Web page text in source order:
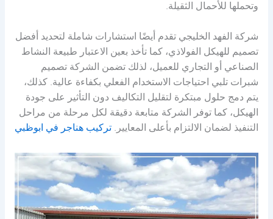
وتحملها للأحمال الثقيلة.
شركة الفهد الخليجي تقدم أيضًا استشارات شاملة لتحديد أفضل
تصميم للهيكل الفولاذي، كما تأخذ بعين الاعتبار طبيعة النشاط
الصناعي أو التجاري للعميل، لذلك تضمن الشركة تصميم
شبرات تلبي احتياجات الاستخدام الفعلي بكفاءة عالية. كذلك،
يتم دمج حلول مبتكرة لتقليل التكاليف دون التأثير على جودة
الهيكل، كما توفر الشركة متابعة دقيقة لكل مرحلة من مراحل
التنفيذ لضمان الالتزام بأعلى المعايير. تركيب هناجر في ابوظبي